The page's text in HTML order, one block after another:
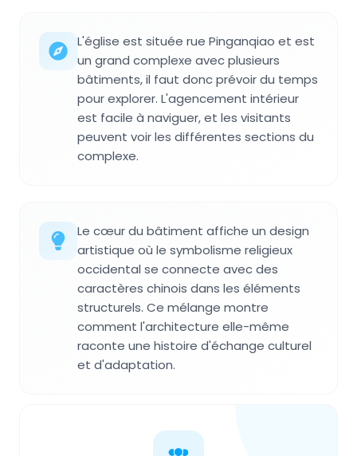
L'église est située rue Pinganqiao et est
un grand complexe avec plusieurs
bâtiments, il faut donc prévoir du temps
pour explorer. L'agencement intérieur
est facile à naviguer, et les visitants
peuvent voir les différentes sections du
complexe.
Le cœur du bâtiment affiche un design
artistique où le symbolisme religieux
occidental se connecte avec des
caractères chinois dans les éléments
structurels. Ce mélange montre
comment l'architecture elle-même
raconte une histoire d'échange culturel
et d'adaptation.